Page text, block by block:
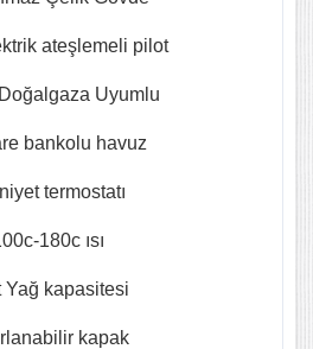
ateşlemeli pilot
Uyumlu
bankolu havuz
termostatı
180c ısı
Yağ kapasitesi
kapak